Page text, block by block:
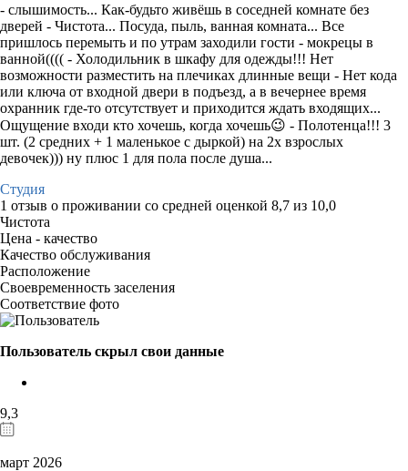
- слышимость... Как-будьто живёшь в соседней комнате без
дверей - Чистота... Посуда, пыль, ванная комната... Все
пришлось перемыть и по утрам заходили гости - мокрецы в
ванной(((( - Холодильник в шкафу для одежды!!! Нет
возможности разместить на плечиках длинные вещи - Нет кода
или ключа от входной двери в подъезд, а в вечернее время
охранник где-то отсутствует и приходится ждать входящих...
Ощущение входи кто хочешь, когда хочешь😉 - Полотенца!!! 3
шт. (2 средних + 1 маленькое с дыркой) на 2х взрослых
девочек))) ну плюс 1 для пола после душа...
Студия
1 отзыв о проживании со средней оценкой 8,7 из 10,0
Чистота
Цена - качество
Качество обслуживания
Расположение
Своевременность заселения
Соответствие фото
Пользователь скрыл свои данные
9,3
март 2026